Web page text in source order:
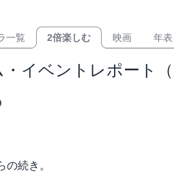
一覧 2倍楽しむ 映画 年表
・イベントレポート
の続き。